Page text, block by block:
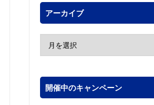
アーカイブ
開催中のキャンペーン